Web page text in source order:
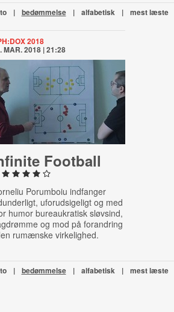
| bedømmelse | alfabetisk | mest læste
2018
MAR. 2018 | 21:28
Football
Porumboiu indfanger
uforudsigeligt og med
humor bureaukratisk sløvsind,
og mod på forandring
rumænske virkelighed.
| bedømmelse | alfabetisk | mest læste